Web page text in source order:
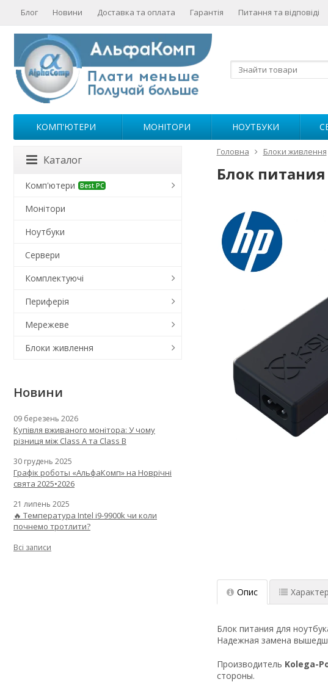
Блог Новини Доставка та оплата Гарантія Питання та відповіді
КОМП'ЮТЕРИ МОНІТОРИ НОУТБУКИ
Головна Блоки живлення
Блок питания
Опис
Блок питания для
Надежная замена
Производитель Kolega-
стороны.
Каталог
Комп'ютери Best PC
Монітори
Ноутбуки
Сервери
Комплектуючі
Периферія
Мережеве
Блоки живлення
Новини
09 березень 2026
Купівля вживаного монітора: У чому
різниця між Class A та Class B
30 грудень 2025
Графік роботы «АльфаКомп» на Новрічні
свята 2025•2026
21 липень 2025
🔥 Температура Intel i9-9900k чи коли
почнемо тротлити?
Всі записи